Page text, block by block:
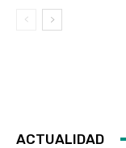
ACTUALIDAD